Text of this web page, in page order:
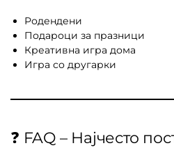
Родендени
Подароци за празници
Креативна игра дома
Игра со другарки
❓ FAQ – Најчесто